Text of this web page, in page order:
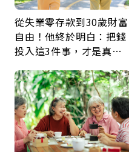
從失業零存款到30歲財富
自由！他終於明白：把錢
投入這3件事，才是真正